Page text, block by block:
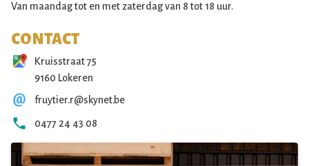
Van maandag tot en met zaterdag van 8 tot 18 uur.
CONTACT
Kruisstraat 75
9160 Lokeren
fruytier.r@skynet.be
0477 24 43 08